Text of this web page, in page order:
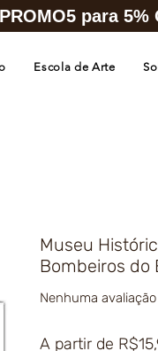
Escola de Arte
para
Museu
Bombeiros do
Nenhuma avaliação
A partir de